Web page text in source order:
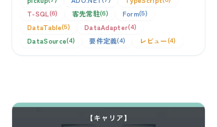
T-SQL 6 客先常駐 6 Form 5
DataTable 5 DataAdapter 4
DataSource 4 要件定義 4 レビュー 4